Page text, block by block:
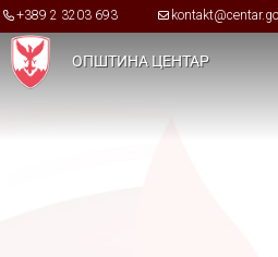
Skip to main content
+389 2 3203 693
ОПШТИНА ЦЕНТАР